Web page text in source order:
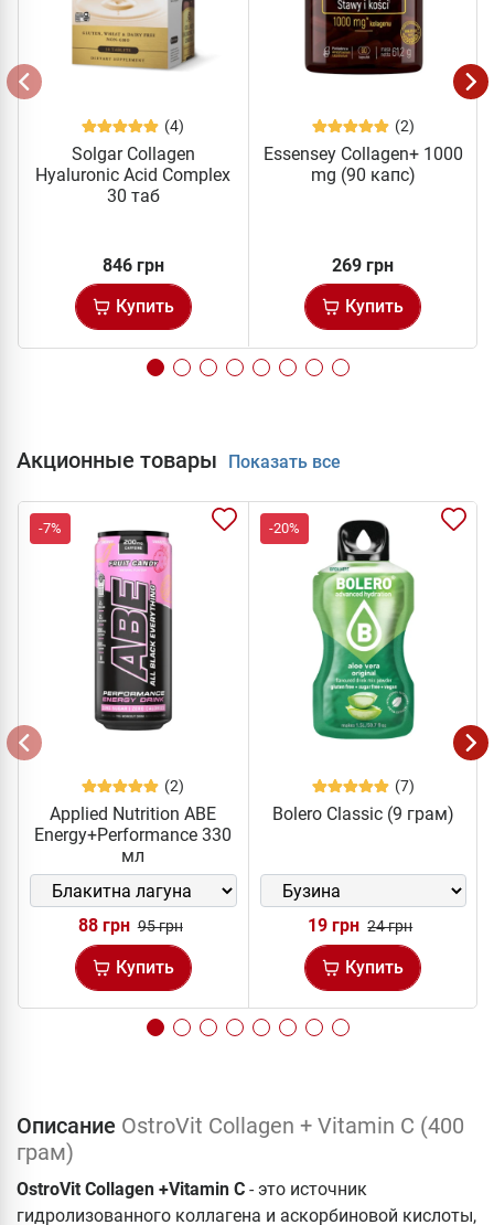
(4)
Solgar Collagen
Hyaluronic Acid Complex
30 таб
846 грн
Купить
(2)
Essensey Collagen+ 1000
mg (90 капс)
269 грн
Купить
Акционные товары Показать все
-7%
(2)
Applied Nutrition ABE
Energy+Performance 330
мл
88 грн 95 грн
Купить
-20%
(7)
Bolero Classic (9 грам)
19 грн 24 грн
Купить
Описание OstroVit Collagen + Vitamin C (400
грам)
OstroVit Collagen +Vitamin C - это источник
гидролизованного коллагена и аскорбиновой кислоты,